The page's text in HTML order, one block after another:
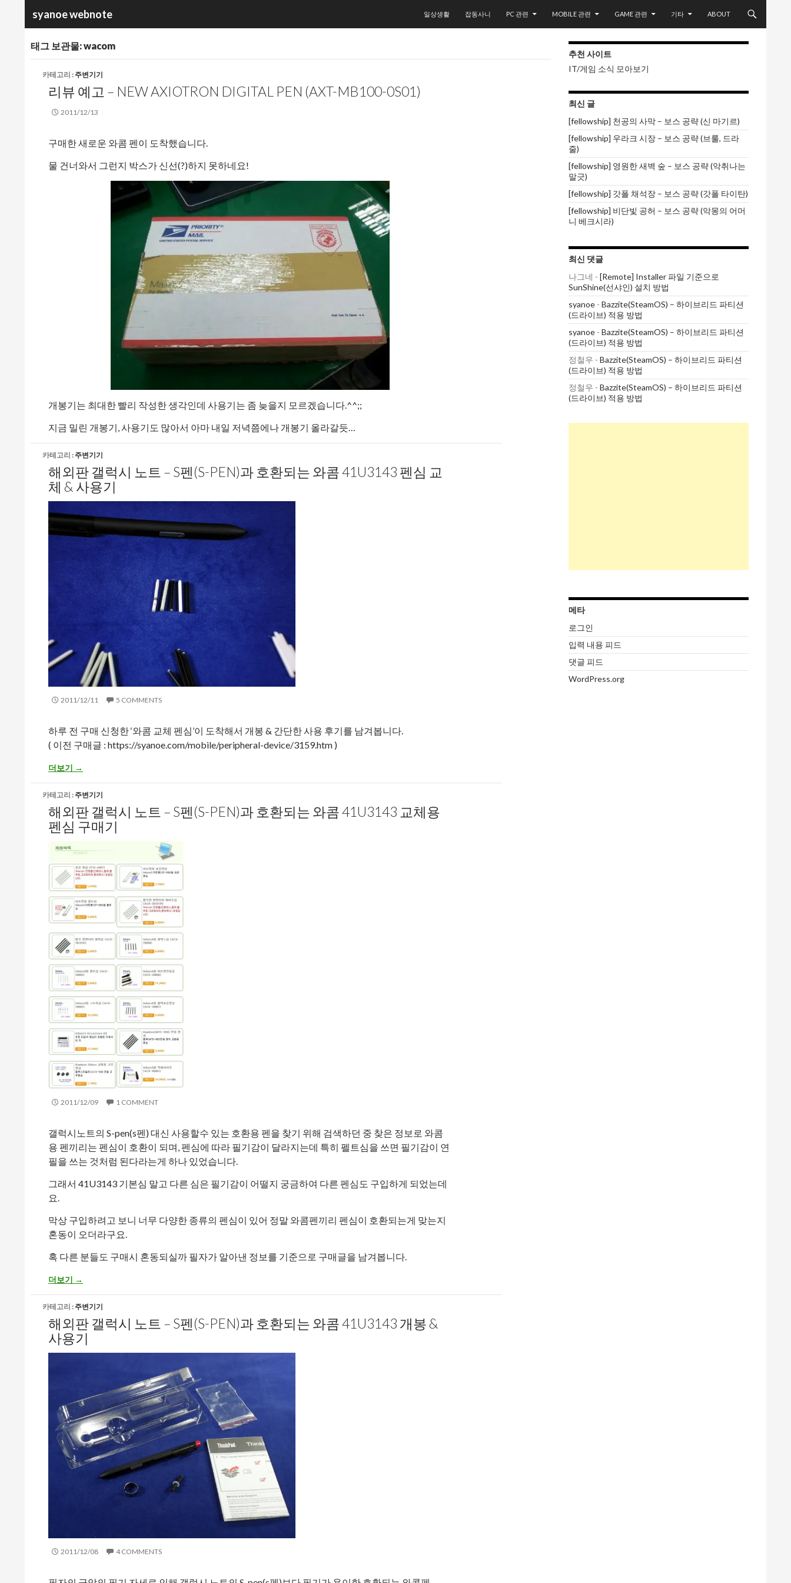
syanoe webnote
색
일상생활
잡동사니 PC 관련 MOBILE 관련 GAME 관련 기타 ABOUT
태그 보관물: wacom
카테고리 : 주변기기
리뷰 예고 – NEW AXIOTRON DIGITAL PEN (AXT-MB100-0S01)
2011/12/13
구매한 새로운 와콤 펜이 도착했습니다.
물 건너와서 그런지 박스가 신선(?)하지 못하네요!
개봉기는 최대한 빨리 작성한 생각인데 사용기는 좀 늦을지 모르겠습니다.^^;;
지금 밀린 개봉기, 사용기도 많아서 아마 내일 저녁쯤에나 개봉기 올라갈듯…
카테고리 : 주변기기
해외판 갤럭시 노트 – S펜(S-PEN)과 호환되는 와콤 41U3143 펜심 교
체 & 사용기
2011/12/11 5 COMMENTS
하루 전 구매 신청한 ‘와콤 교체 펜심’이 도착해서 개봉 & 간단한 사용 후기를 남겨봅니다.
( 이전 구매글 : https://syanoe.com/mobile/peripheral-device/3159.htm )
해외판 갤럭시 노트 – S펜(S-pen)과 호환되는 와콤 41U3143 펜심 교체 & 사용기
더보기 →
카테고리 : 주변기기
해외판 갤럭시 노트 – S펜(S-PEN)과 호환되는 와콤 41U3143 교체용
펜심 구매기
2011/12/09 1 COMMENT
갤럭시노트의 S-pen(s펜) 대신 사용할수 있는 호환용 펜을 찾기 위해 검색하던 중 찾은 정보로 와콤
용 펜끼리는 펜심이 호환이 되며, 펜심에 따라 필기감이 달라지는데 특히 펠트심을 쓰면 필기감이 연
필을 쓰는 것처럼 된다라는게 하나 있었습니다.
그래서 41U3143 기본심 말고 다른 심은 필기감이 어떨지 궁금하여 다른 펜심도 구입하게 되었는데
요.
막상 구입하려고 보니 너무 다양한 종류의 펜심이 있어 정말 와콤펜끼리 펜심이 호환되는게 맞는지
혼동이 오더라구요.
혹 다른 분들도 구매시 혼동되실까 필자가 알아낸 정보를 기준으로 구매글을 남겨봅니다.
해외판 갤럭시 노트 – S펜(S-pen)과 호환되는 와콤 41U3143 교체용 펜심 구매기
더보기 →
카테고리 : 주변기기
해외판 갤럭시 노트 – S펜(S-PEN)과 호환되는 와콤 41U3143 개봉 &
사용기
2011/12/08 4 COMMENTS
추천 사이트
IT/게임 소식 모아보기
최신 글
[fellowship] 천공의 사막 – 보스 공략 (신 마기르)
[fellowship] 우라크 시장 – 보스 공략 (브룰, 드라
줄)
[fellowship] 영원한 새벽 숲 – 보스 공략 (악취나는
말긋)
[fellowship] 갓폴 채석장 – 보스 공략 (갓폴 타이탄)
[fellowship] 비단빛 공허 – 보스 공략 (악몽의 어머
니 베크시라)
최신 댓글
나그네 - [Remote] Installer 파일 기준으로
SunShine(선샤인) 설치 방법
syanoe - Bazzite(SteamOS) – 하이브리드 파티션
(드라이브) 적용 방법
syanoe - Bazzite(SteamOS) – 하이브리드 파티션
(드라이브) 적용 방법
정철우 - Bazzite(SteamOS) – 하이브리드 파티션
(드라이브) 적용 방법
정철우 - Bazzite(SteamOS) – 하이브리드 파티션
(드라이브) 적용 방법
메타
로그인
입력 내용 피드
댓글 피드
WordPress.org